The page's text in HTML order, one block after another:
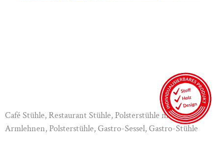
Café Stühle,Restaurant Stühle,Polsterstühle mit
Armlehnen,Polsterstühle, Gastro-Sessel, Gastro-Stühle